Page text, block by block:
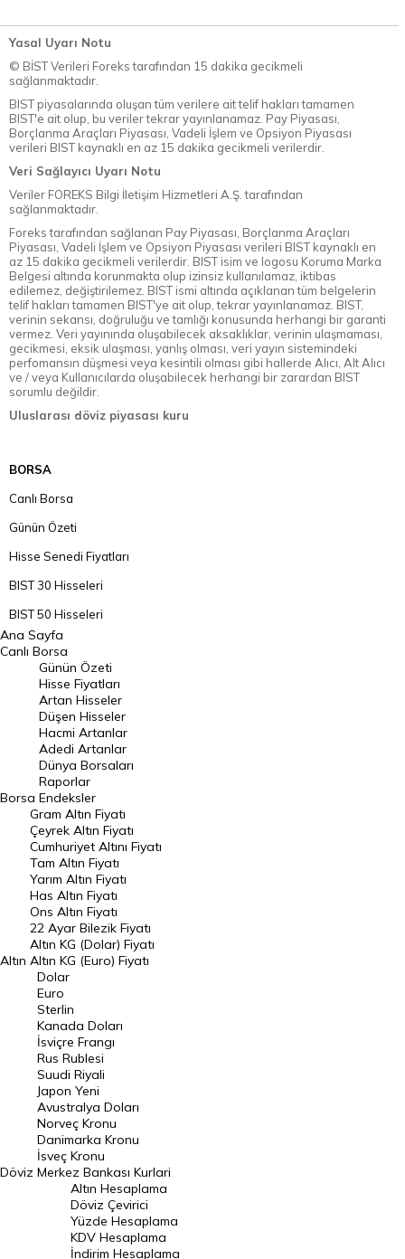
Yasal Uyarı Notu
© BİST Verileri Foreks tarafından 15 dakika gecikmeli
sağlanmaktadır.
BIST piyasalarında oluşan tüm verilere ait telif hakları tamamen
BIST'e ait olup, bu veriler tekrar yayınlanamaz. Pay Piyasası,
Borçlanma Araçları Piyasası, Vadeli İşlem ve Opsiyon Piyasası
verileri BIST kaynaklı en az 15 dakika gecikmeli verilerdir.
Veri Sağlayıcı Uyarı Notu
Veriler FOREKS Bilgi İletişim Hizmetleri A.Ş. tarafından
sağlanmaktadır.
Foreks tarafından sağlanan Pay Piyasası, Borçlanma Araçları
Piyasası, Vadeli İşlem ve Opsiyon Piyasası verileri BIST kaynaklı en
az 15 dakika gecikmeli verilerdir. BIST isim ve logosu Koruma Marka
Belgesi altında korunmakta olup izinsiz kullanılamaz, iktibas
edilemez, değiştirilemez. BIST ismi altında açıklanan tüm belgelerin
telif hakları tamamen BIST'ye ait olup, tekrar yayınlanamaz. BIST,
verinin sekansı, doğruluğu ve tamlığı konusunda herhangi bir garanti
vermez. Veri yayınında oluşabilecek aksaklıklar, verinin ulaşmaması,
gecikmesi, eksik ulaşması, yanlış olması, veri yayın sistemindeki
perfomansın düşmesi veya kesintili olması gibi hallerde Alıcı, Alt Alıcı
ve / veya Kullanıcılarda oluşabilecek herhangi bir zarardan BIST
sorumlu değildir.
Uluslarası döviz piyasası kuru
BORSA
Canlı Borsa
Günün Özeti
Hisse Senedi Fiyatları
BIST 30 Hisseleri
BIST 50 Hisseleri
BIST 100 Hisseleri
En Çok Artan Hisseler
En Çok Düşen Hisseler
Hacmi Artanlar
Geçmiş Kapanışlar
Dünya Borsaları
Raporlar
Endeksler
DÖVİZ
Döviz Kuru
Dolar Kuru
Euro Kuru
Pound Kuru
Frank Kuru
Riyal Kuru
Avustralya Doları
Danimarka Kronu Kuru
Kanada Doları Kuru
Norveç Kronu Kuru
İsveç Kronu Kuru
Japon Yeni Kuru
Ana Sayfa
Canlı Borsa
Borsa
Günün Özeti
Hisse Fiyatları
Artan Hisseler
Düşen Hisseler
Hacmi Artanlar
Adedi Artanlar
Dünya Borsaları
Raporlar
Endeksler
Altın
Gram Altın Fiyatı
Çeyrek Altın Fiyatı
Cumhuriyet Altını Fiyatı
Tam Altın Fiyatı
Yarım Altın Fiyatı
Has Altın Fiyatı
Ons Altın Fiyatı
22 Ayar Bilezik Fiyatı
Altın KG (Dolar) Fiyatı
Altın KG (Euro) Fiyatı
Döviz
Dolar
Euro
Sterlin
Kanada Doları
İsviçre Frangı
Rus Rublesi
Suudi Riyali
Japon Yeni
Avustralya Doları
Norveç Kronu
Danimarka Kronu
İsveç Kronu
Merkez Bankası Kurlari
Altın Hesaplama
Döviz Çevirici
Yüzde Hesaplama
KDV Hesaplama
İndirim Hesaplama